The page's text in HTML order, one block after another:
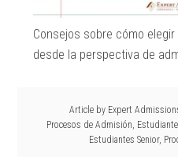
Consejos sobre cómo
desde la perspectiva de
Article by Expert
Procesos de Admisión,
Estudiantes Senior,